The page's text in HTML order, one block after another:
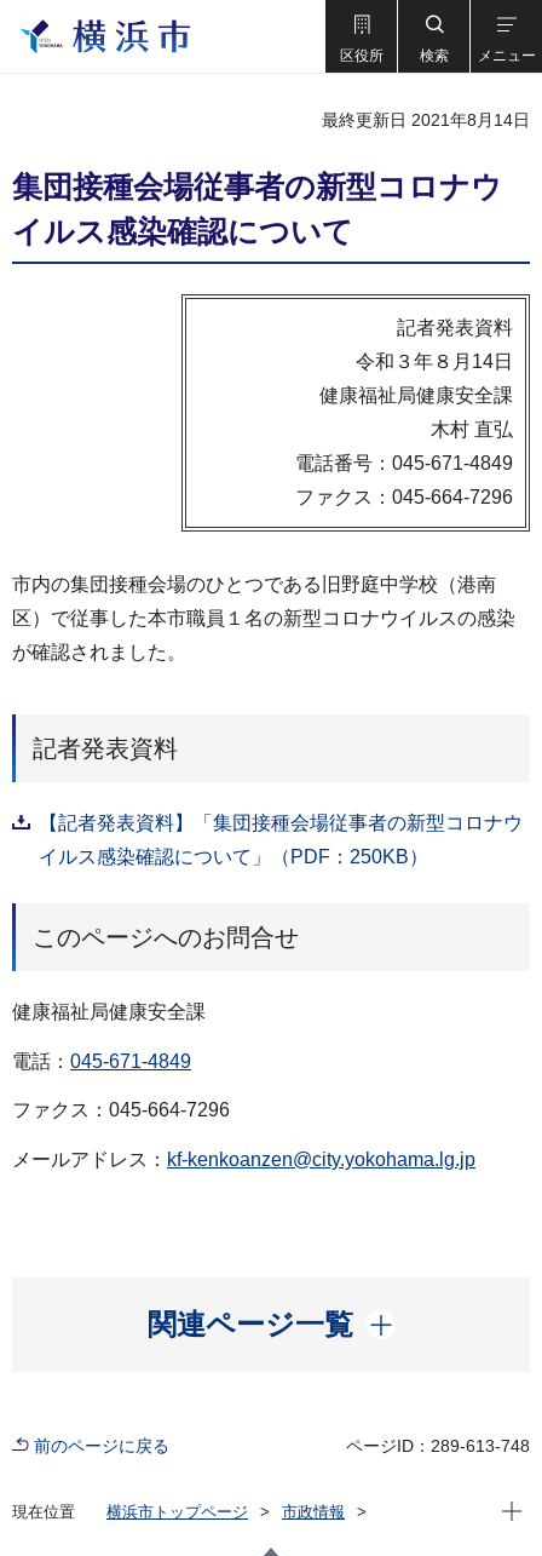
区役所 検索 メニュー
最終更新日 2021年8月14日
集団接種会場従事者の新型コロナウ
イルス感染確認について
記者発表資料
令和３年８月14日
健康福祉局健康安全課
木村 直弘
電話番号：045-671-4849
ファクス：045-664-7296
市内の集団接種会場のひとつである旧野庭中学校（港南
区）で従事した本市職員１名の新型コロナウイルスの感染
が確認されました。
記者発表資料
【記者発表資料】「集団接種会場従事者の新型コロナウ
イルス感染確認について」（PDF：250KB）
このページへのお問合せ
健康福祉局健康安全課
電話： 045-671-4849
ファクス：045-664-7296
メールアドレス： kf-kenkoanzen@city.yokohama.lg.jp
関連ページ一覧
開く
前のページに戻る ページID：289-613-748
現在位置 横浜市トップページ
市政情報
現在